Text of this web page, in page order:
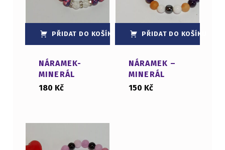
PŘIDAT DO KOŠÍKU
NÁRAMEK-
MINERÁL
180 Kč
PŘIDAT DO KOŠÍKU
NÁRAMEK –
MINERÁL
150 Kč